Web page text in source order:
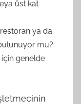
üst kat
ya da
mu?
genelde